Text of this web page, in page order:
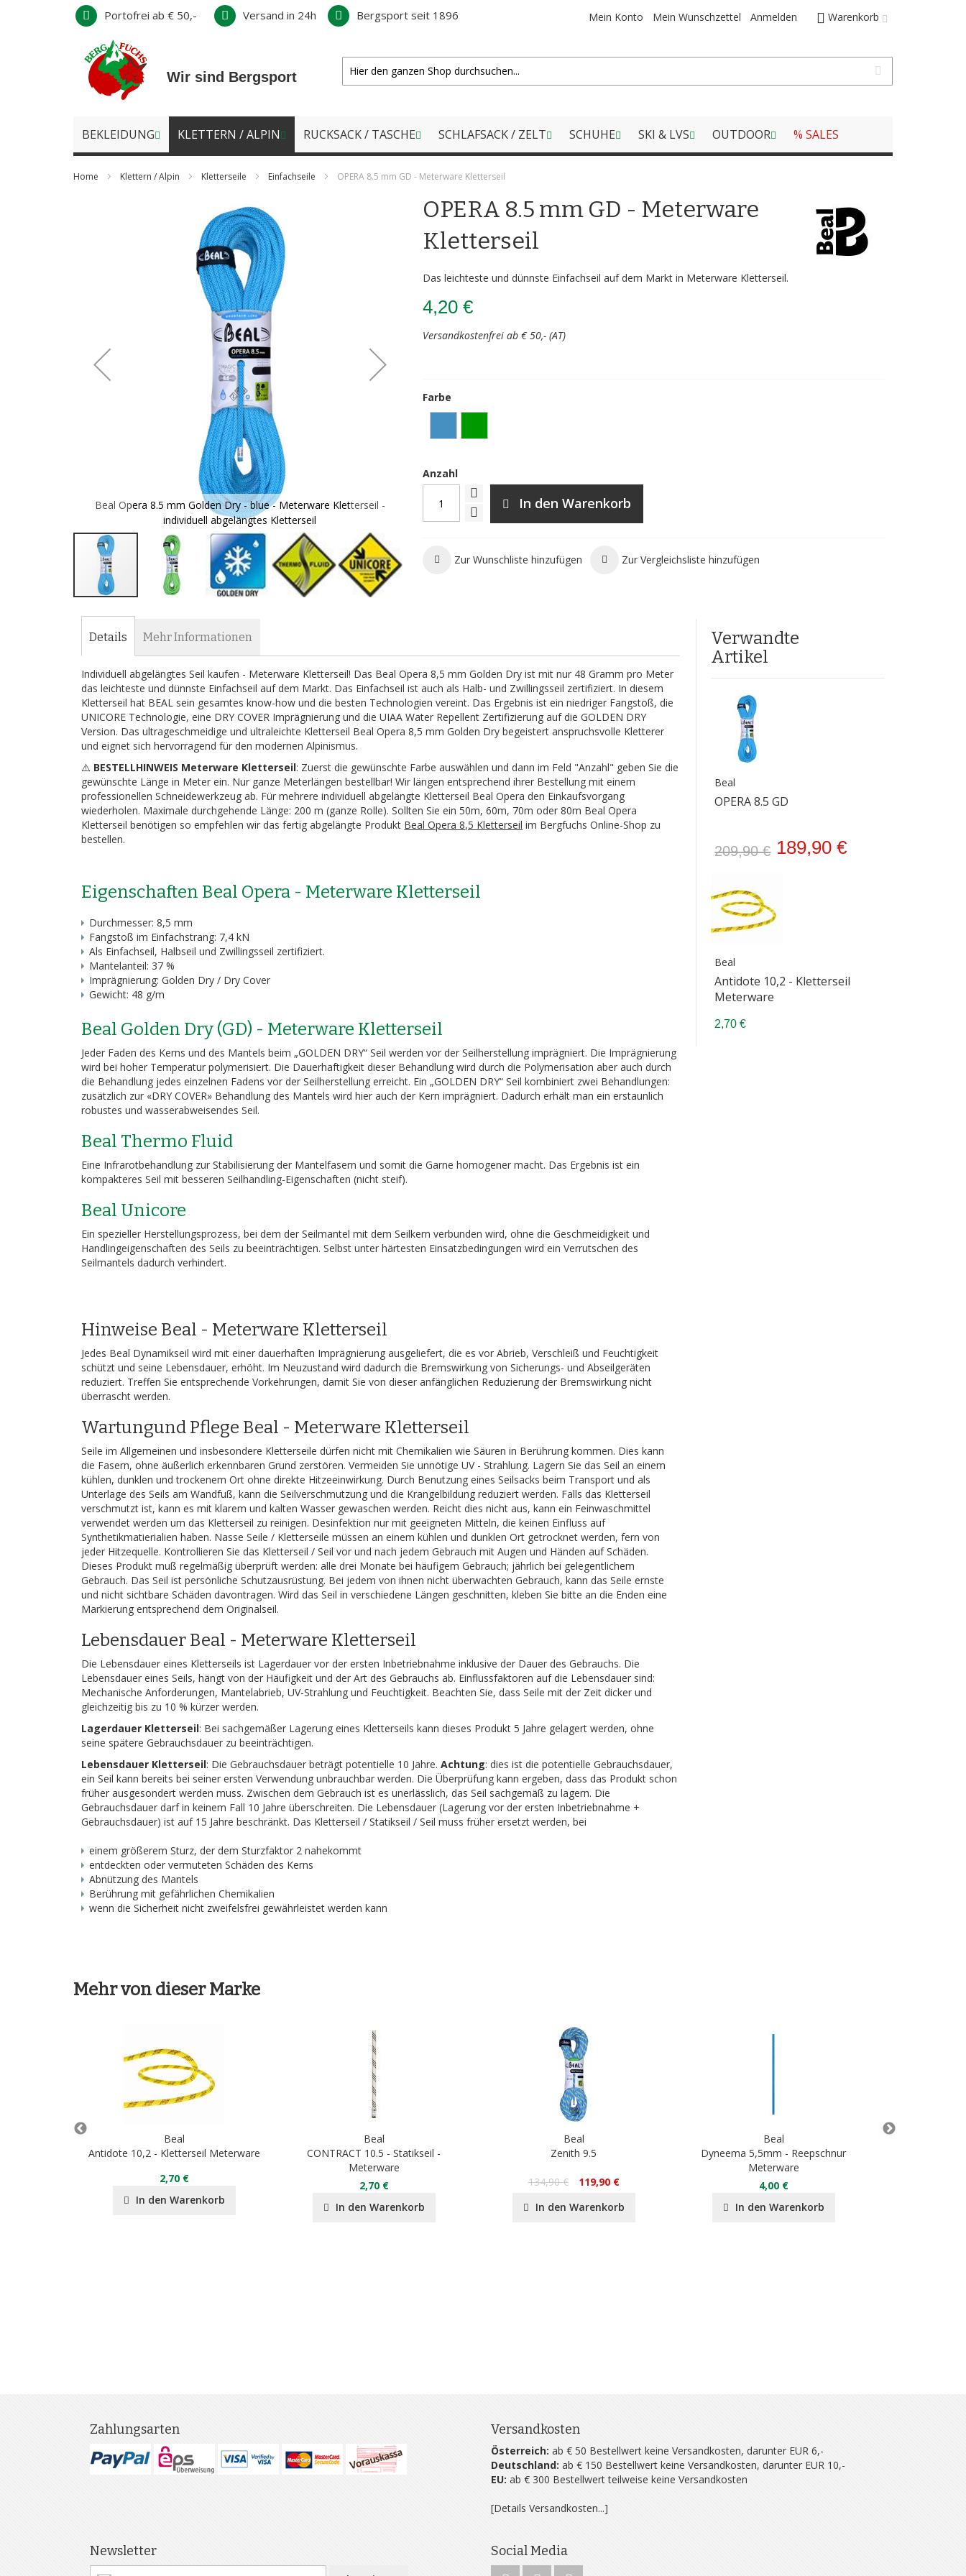
Direkt
Inhalt
Warenkorb
Mein Konto Mein Wunschzettel Anmelden
Portofrei ab € 50,- Versand in 24h Bergsport seit 1896
Wir sind Bergsport
BEKLEIDUNG KLETTERN / ALPIN RUCKSACK / TASCHE SCHLAFSACK / ZELT SCHUHE SKI & LVS OUTDOOR % SALES
Home Klettern / Alpin Kletterseile Einfachseile OPERA 8.5 mm GD - Meterware Kletterseil
Beal Opera 8.5 mm Golden Dry - blue - Meterware Kletterseil -
individuell abgelängtes Kletterseil
Beal Opera 8.5 mm Golden Dry - green - Meterware Kletterseil -
individuell abgelängtes Kletterseil
Anfang
OPERA 8.5 mm GD - Meterware
Kletterseil
Das leichteste und dünnste Einfachseil auf dem Markt in Meterware Kletterseil.
4,20 €
Versandkostenfrei ab € 50,- (AT)
Farbe
Anzahl
In den Warenkorb
Zur Wunschliste hinzufügen Zur Vergleichsliste hinzufügen
Details
Individuell abgelängtes Seil kaufen - Meterware Kletterseil! Das Beal Opera 8,5 mm Golden Dry ist mit nur 48 Gramm pro Meter
das leichteste und dünnste Einfachseil auf dem Markt. Das Einfachseil ist auch als Halb- und Zwillingsseil zertifiziert. In diesem
Kletterseil hat BEAL sein gesamtes know-how und die besten Technologien vereint. Das Ergebnis ist ein niedriger Fangstoß, die
UNICORE Technologie, eine DRY COVER Imprägnierung und die UIAA Water Repellent Zertifizierung auf die GOLDEN DRY
Version. Das ultrageschmeidige und ultraleichte Kletterseil Beal Opera 8,5 mm Golden Dry begeistert anspruchsvolle Kletterer
und eignet sich hervorragend für den modernen Alpinismus.
⚠️ BESTELLHINWEIS Meterware Kletterseil: Zuerst die gewünschte Farbe auswählen und dann im Feld "Anzahl" geben Sie die
gewünschte Länge in Meter ein. Nur ganze Meterlängen bestellbar! Wir längen entsprechend ihrer Bestellung mit einem
professionellen Schneidewerkzeug ab. Für mehrere individuell abgelängte Kletterseil Beal Opera den Einkaufsvorgang
wiederholen. Maximale durchgehende Länge: 200 m (ganze Rolle). Sollten Sie ein 50m, 60m, 70m oder 80m Beal Opera
Kletterseil benötigen so empfehlen wir das fertig abgelängte Produkt Beal Opera 8,5 Kletterseil im Bergfuchs Online-Shop zu
bestellen.
Eigenschaften Beal Opera - Meterware Kletterseil
Durchmesser: 8,5 mm
Fangstoß im Einfachstrang: 7,4 kN
Als Einfachseil, Halbseil und Zwillingsseil zertifiziert.
Mantelanteil: 37 %
Imprägnierung: Golden Dry / Dry Cover
Gewicht: 48 g/m
Beal Golden Dry (GD) - Meterware Kletterseil
Jeder Faden des Kerns und des Mantels beim „GOLDEN DRY“ Seil werden vor der Seilherstellung imprägniert. Die Imprägnierung
wird bei hoher Temperatur polymerisiert. Die Dauerhaftigkeit dieser Behandlung wird durch die Polymerisation aber auch durch
die Behandlung jedes einzelnen Fadens vor der Seilherstellung erreicht. Ein „GOLDEN DRY“ Seil kombiniert zwei Behandlungen:
zusätzlich zur «DRY COVER» Behandlung des Mantels wird hier auch der Kern imprägniert. Dadurch erhält man ein erstaunlich
robustes und wasserabweisendes Seil.
Beal Thermo Fluid
Eine Infrarotbehandlung zur Stabilisierung der Mantelfasern und somit die Garne homogener macht. Das Ergebnis ist ein
kompakteres Seil mit besseren Seilhandling-Eigenschaften (nicht steif).
Beal Unicore
Ein spezieller Herstellungsprozess, bei dem der Seilmantel mit dem Seilkern verbunden wird, ohne die Geschmeidigkeit und
Handlingeigenschaften des Seils zu beeinträchtigen. Selbst unter härtesten Einsatzbedingungen wird ein Verrutschen des
Seilmantels dadurch verhindert.
Hinweise Beal - Meterware Kletterseil
Jedes Beal Dynamikseil wird mit einer dauerhaften Imprägnierung ausgeliefert, die es vor Abrieb, Verschleiß und Feuchtigkeit
schützt und seine Lebensdauer, erhöht. Im Neuzustand wird dadurch die Bremswirkung von Sicherungs- und Abseilgeräten
reduziert. Treffen Sie entsprechende Vorkehrungen, damit Sie von dieser anfänglichen Reduzierung der Bremswirkung nicht
überrascht werden.
Wartungund Pflege Beal - Meterware Kletterseil
Seile im Allgemeinen und insbesondere Kletterseile dürfen nicht mit Chemikalien wie Säuren in Berührung kommen. Dies kann
die Fasern, ohne äußerlich erkennbaren Grund zerstören. Vermeiden Sie unnötige UV - Strahlung. Lagern Sie das Seil an einem
kühlen, dunklen und trockenem Ort ohne direkte Hitzeeinwirkung. Durch Benutzung eines Seilsacks beim Transport und als
Unterlage des Seils am Wandfuß, kann die Seilverschmutzung und die Krangelbildung reduziert werden. Falls das Kletterseil
verschmutzt ist, kann es mit klarem und kalten Wasser gewaschen werden. Reicht dies nicht aus, kann ein Feinwaschmittel
verwendet werden um das Kletterseil zu reinigen. Desinfektion nur mit geeigneten Mitteln, die keinen Einfluss auf
Synthetikmatierialien haben. Nasse Seile / Kletterseile müssen an einem kühlen und dunklen Ort getrocknet werden, fern von
jeder Hitzequelle. Kontrollieren Sie das Kletterseil / Seil vor und nach jedem Gebrauch mit Augen und Händen auf Schäden.
Dieses Produkt muß regelmäßig überprüft werden: alle drei Monate bei häufigem Gebrauch; jährlich bei gelegentlichem
Gebrauch. Das Seil ist persönliche Schutzausrüstung. Bei jedem von ihnen nicht überwachten Gebrauch, kann das Seile ernste
und nicht sichtbare Schäden davontragen. Wird das Seil in verschiedene Längen geschnitten, kleben Sie bitte an die Enden eine
Markierung entsprechend dem Originalseil.
Lebensdauer Beal - Meterware Kletterseil
Die Lebensdauer eines Kletterseils ist Lagerdauer vor der ersten Inbetriebnahme inklusive der Dauer des Gebrauchs. Die
Lebensdauer eines Seils, hängt von der Häufigkeit und der Art des Gebrauchs ab. Einflussfaktoren auf die Lebensdauer sind:
Mechanische Anforderungen, Mantelabrieb, UV-Strahlung und Feuchtigkeit. Beachten Sie, dass Seile mit der Zeit dicker und
gleichzeitig bis zu 10 % kürzer werden.
Lagerdauer Kletterseil: Bei sachgemäßer Lagerung eines Kletterseils kann dieses Produkt 5 Jahre gelagert werden, ohne
seine spätere Gebrauchsdauer zu beeinträchtigen.
Lebensdauer Kletterseil: Die Gebrauchsdauer beträgt potentielle 10 Jahre.Achtung: dies ist die potentielle Gebrauchsdauer,
ein Seil kann bereits bei seiner ersten Verwendung unbrauchbar werden. Die Überprüfung kann ergeben, dass das Produkt schon
früher ausgesondert werden muss. Zwischen dem Gebrauch ist es unerlässlich, das Seil sachgemäß zu lagern. Die
Gebrauchsdauer darf in keinem Fall 10 Jahre überschreiten. Die Lebensdauer (Lagerung vor der ersten Inbetriebnahme +
Gebrauchsdauer) ist auf 15 Jahre beschränkt. Das Kletterseil / Statikseil / Seil muss früher ersetzt werden, bei
einem größerem Sturz, der dem Sturzfaktor 2 nahekommt
entdeckten oder vermuteten Schäden des Kerns
Abnützung des Mantels
Berührung mit gefährlichen Chemikalien
wenn die Sicherheit nicht zweifelsfrei gewährleistet werden kann
Mehr Informationen
Verwandte
Artikel
Beal
OPERA 8.5 GD
209,90 € 189,90 €
Beal
Antidote 10,2 - Kletterseil
Meterware
2,70 €
Mehr von dieser Marke
Beal
Antidote 10,2 - Kletterseil Meterware
2,70 €
In den Warenkorb
Beal
CONTRACT 10.5 - Statikseil -
Meterware
2,70 €
In den Warenkorb
Beal
Zenith 9.5
134,90 €
119,90 €
In den Warenkorb
Beal
Dyneema 5,5mm - Reepschnur
Meterware
4,00 €
In den Warenkorb
Zahlungsarten Versandkosten
Österreich: ab € 50 Bestellwert keine Versandkosten, darunter EUR 6,-
Deutschland: ab € 150 Bestellwert keine Versandkosten, darunter EUR 10,-
EU: ab € 300 Bestellwert teilweise keine Versandkosten
[Details Versandkosten...]
Newsletter Social Media